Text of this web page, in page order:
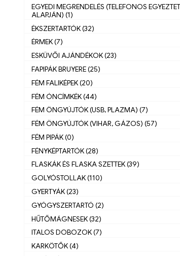
EGYEDI MEGRENDELÉS (TELEFONOS
ALAPJÁN) (1)
ÉKSZERTARTÓK (32)
ÉRMEK (7)
ESKÜVŐI AJÁNDÉKOK (23)
FAPIPÁK BRUYERE (25)
FÉM FALIKÉPEK (20)
FÉM ÓNCÍMKÉK (44)
FÉM ÖNGYÚJTÓK (USB, PLAZMA) (7)
FÉM ÖNGYÚJTÓK (VIHAR, GÁZOS) (57)
FÉM PIPÁK (0)
FÉNYKÉPTARTÓK (28)
FLASKÁK ÉS FLASKA SZETTEK (39)
GOLYÓSTOLLAK (110)
GYERTYÁK (23)
GYÓGYSZERTARTÓ (2)
HŰTŐMÁGNESEK (32)
ITALOS DOBOZOK (7)
KARKÖTŐK (4)